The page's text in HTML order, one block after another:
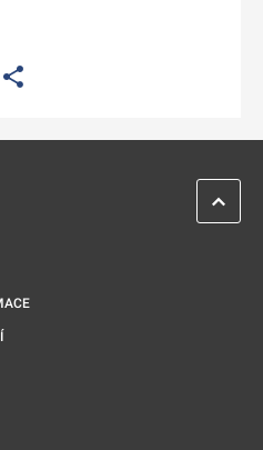
kartě
na nové kartě
otevře na nové kartě
ZPĚT